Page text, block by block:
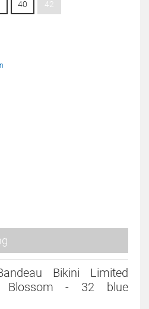
40 42
Bikini Limited
Blossom - 32 blue